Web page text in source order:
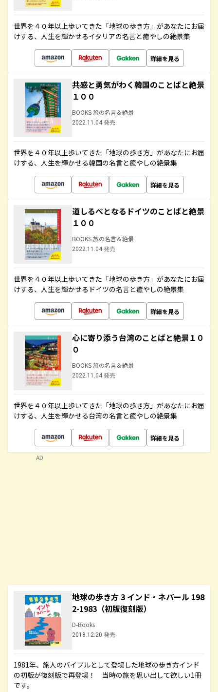
世界を４０年以上歩いてきた「地球の歩き方」があなたにお届
けする、人生を輝かせるイタリアの名言と癒やしの絶景集
詳細を見る
共感と勇気がわく韓国のことばと絶景
１００
BOOKS 旅の名言＆絶景
2022.11.04 発売
世界を４０年以上歩いてきた「地球の歩き方」があなたにお届
けする、人生を輝かせる韓国の名言と癒やしの絶景集
詳細を見る
道しるべとなるドイツのことばと絶景
１００
BOOKS 旅の名言＆絶景
2022.11.04 発売
世界を４０年以上歩いてきた「地球の歩き方」があなたにお届
けする、人生を輝かせるドイツの名言と癒やしの絶景集
詳細を見る
心に寄り添う台湾のことばと絶景１０
０
BOOKS 旅の名言＆絶景
2022.11.04 発売
世界を４０年以上歩いてきた「地球の歩き方」があなたにお届
けする、人生を輝かせる台湾の名言と癒やしの絶景集
詳細を見る
地球の歩き方 3 インド・ネパール 198
2-1983（初版復刻版）
D-Books
2018.12.20 発売
1981年、旅人のバイブルとして登場した地球の歩き方インド
の初版が復刻版で再登場！ 当時の旅を思い出して欲しい1冊
です。
AD